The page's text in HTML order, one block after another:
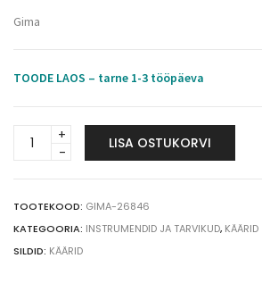
Gima
TOODE LAOS – tarne 1-3 tööpäeva
Gima
MAYO
terasest
sirged
käärid,
LISA OSTUKORVI
TOOTEKOOD: GIMA-26846
KATEGOORIA: INSTRUMENDID JA TARVIKUD, KÄÄRID
SILDID: KÄÄRID